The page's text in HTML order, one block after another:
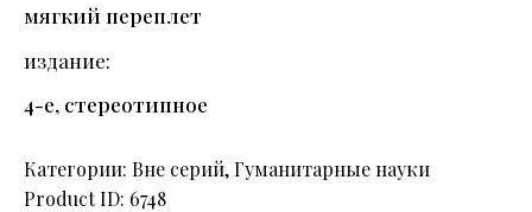
мягкий переплет
издание
4-е, стереотипное
Категории: Вне серий,Гуманитарные науки
Product ID: 6748